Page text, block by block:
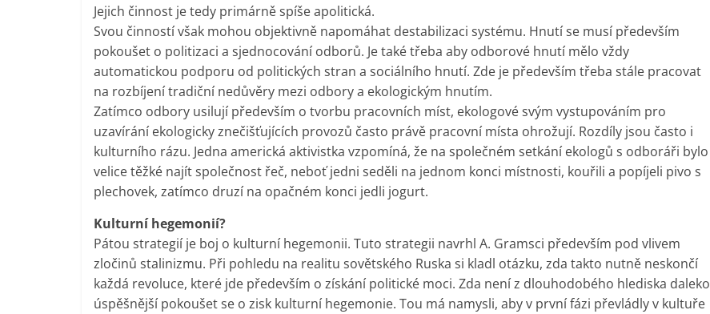
Jejich činnost je tedy primárně spíše apolitická.
Svou činností však mohou objektivně napomáhat destabilizaci systému. Hnutí se musí především
pokoušet o politizaci a sjednocování odborů. Je také třeba aby odborové hnutí mělo vždy
automatickou podporu od politických stran a sociálního hnutí. Zde je především třeba stále pracovat
na rozbíjení tradiční nedůvěry mezi odbory a ekologickým hnutím.
Zatímco odbory usilují především o tvorbu pracovních míst, ekologové svým vystupováním pro
uzavírání ekologicky znečišťujících provozů často právě pracovní místa ohrožují. Rozdíly jsou často i
kulturního rázu. Jedna americká aktivistka vzpomíná, že na společném setkání ekologů s odboráři bylo
velice těžké najít společnost řeč, neboť jedni seděli na jednom konci místnosti, kouřili a popíjeli pivo s
plechovek, zatímco druzí na opačném konci jedli jogurt.
Kulturní hegemonií?
Pátou strategií je boj o kulturní hegemonii. Tuto strategii navrhl A. Gramsci především pod vlivem
zločinů stalinizmu. Při pohledu na realitu sovětského Ruska si kladl otázku, zda takto nutně neskončí
každá revoluce, které jde především o získání politické moci. Zda není z dlouhodobého hlediska daleko
úspěšnější pokoušet se o zisk kulturní hegemonie. Tou má namysli, aby v první fázi převládly v kultuře